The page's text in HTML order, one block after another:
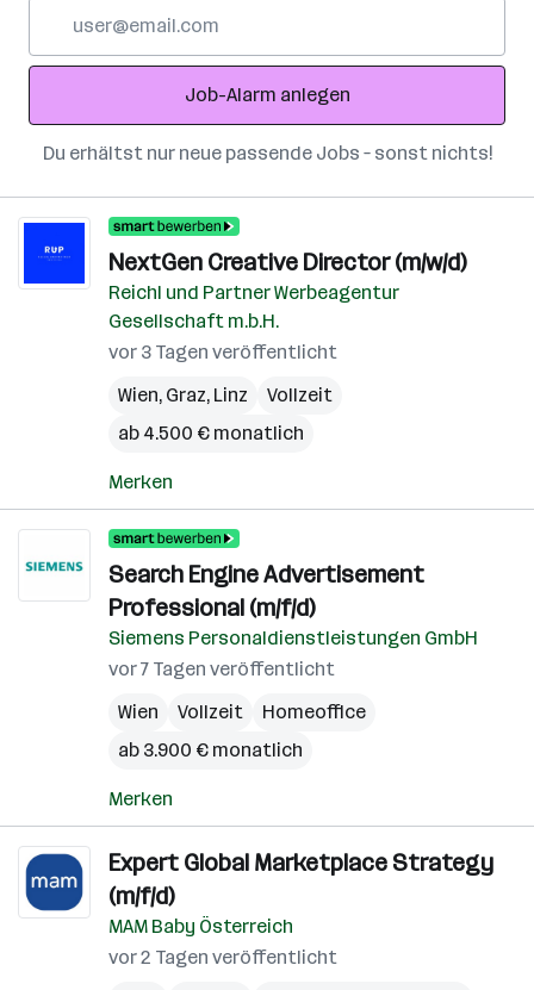
Adresse
Job-Alarm anlegen
Du erhältst nur neue passende Jobs – sonst nichts!
NextGen Creative Director (m/w/d)
Reichl und Partner Werbeagentur
Gesellschaft m.b.H.
vor 3 Tagen veröffentlicht
Wien, Graz, Linz
Vollzeit
ab 4.500 € monatlich
Merken
Search Engine Advertisement
Professional (m/f/d)
Siemens Personaldienstleistungen GmbH
vor 7 Tagen veröffentlicht
Wien
Vollzeit
Homeoffice
ab 3.900 € monatlich
Merken
Expert Global Marketplace Strategy
(m/f/d)
MAM Baby Österreich
vor 2 Tagen veröffentlicht